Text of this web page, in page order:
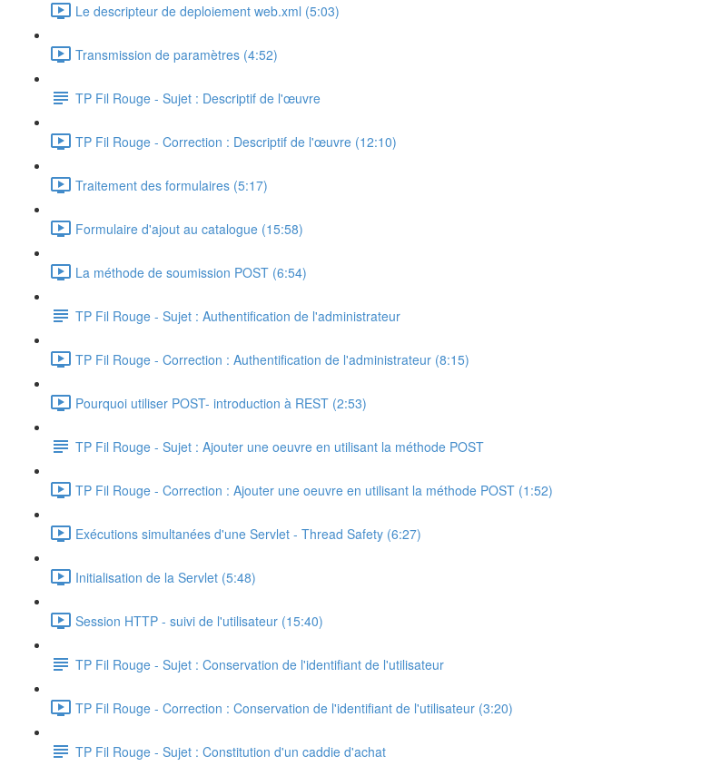
Le descripteur de deploiement web.xml (5:03)
Transmission de paramètres (4:52)
TP Fil Rouge - Sujet : Descriptif de l'œuvre
TP Fil Rouge - Correction : Descriptif de l'œuvre (12:10)
Traitement des formulaires (5:17)
Formulaire d'ajout au catalogue (15:58)
La méthode de soumission POST (6:54)
TP Fil Rouge - Sujet : Authentification de l'administrateur
TP Fil Rouge - Correction : Authentification de l'administrateur (8:15)
Pourquoi utiliser POST- introduction à REST (2:53)
TP Fil Rouge - Sujet : Ajouter une oeuvre en utilisant la méthode POST
TP Fil Rouge - Correction : Ajouter une oeuvre en utilisant la méthode POST (1:52)
Exécutions simultanées d'une Servlet - Thread Safety (6:27)
Initialisation de la Servlet (5:48)
Session HTTP - suivi de l'utilisateur (15:40)
TP Fil Rouge - Sujet : Conservation de l'identifiant de l'utilisateur
TP Fil Rouge - Correction : Conservation de l'identifiant de l'utilisateur (3:20)
TP Fil Rouge - Sujet : Constitution d'un caddie d'achat